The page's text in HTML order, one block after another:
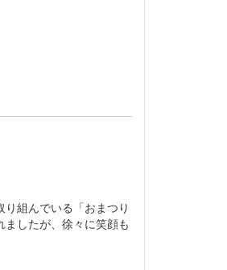
組んでいる「おまつり
したが、徐々に笑顔も